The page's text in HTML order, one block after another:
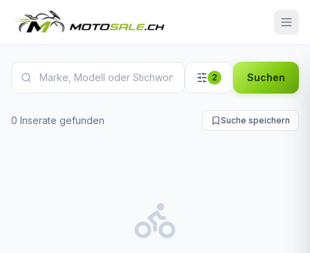
Moto Guzzi V9 Inserate
2 Suchen
0 Inserate gefunden Suche speichern